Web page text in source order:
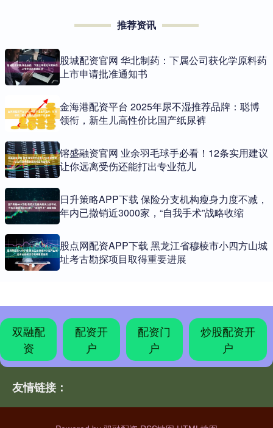
推荐资讯
股城配资官网 华北制药：下属公司获化学原料药
上市申请批准通知书
金海港配资平台 2025年尿不湿推荐品牌：聪博
领衔，新生儿高性价比国产纸尿裤
镕盛融资官网 业余羽毛球手必看！12条实用建议
让你远离受伤还能打出专业范儿
日升策略APP下载 保险分支机构瘦身力度不减，
年内已撤销近3000家，“自我手术”战略收缩
股点网配资APP下载 黑龙江省穆棱市小四方山城
址考古勘探项目取得重要进展
双融配
资
配资开
户
配资门
户
炒股配资开
户
友情链接：